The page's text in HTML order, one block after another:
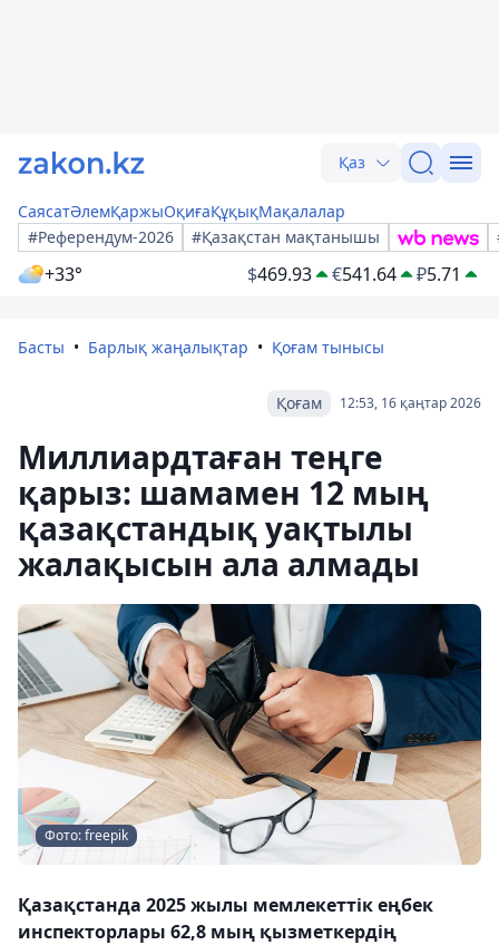
Қаз
СаясатӘлемҚаржыОқиғаҚұқықМақалалар
#Референдум-2026
#Қазақстан мақтанышы
+33° $469.93 €541.64 ₽5.71
Басты Барлық жаңалықтар Қоғам тынысы
12:53, 16 қаңтар 2026
Қоғам
Миллиардтаған теңге
қарыз: шамамен 12 мың
қазақстандық уақтылы
жалақысын ала алмады
Фото: freepik
Қазақстанда 2025 жылы мемлекеттік еңбек
инспекторлары 62,8 мың қызметкердің